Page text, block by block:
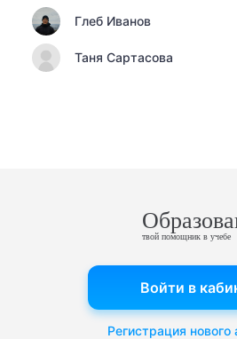
Глеб Иванов
Таня Сартасова
твой помощник в учебе
Войти в
Регистрация нового